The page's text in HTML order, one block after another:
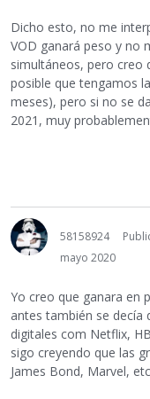
Dicho esto, no me
VOD ganará peso y no
simultáneos, pero creo
posible que tengamos
meses), pero si no se
2021, muy
58158924
mayo 2020
Yo creo que ganara en
antes también se decía
digitales com Netflix,
sigo creyendo que las
James Bond, Marvel,